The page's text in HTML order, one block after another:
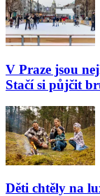
V Praze jsou
Stačí si půjčit
Děti chtěly na